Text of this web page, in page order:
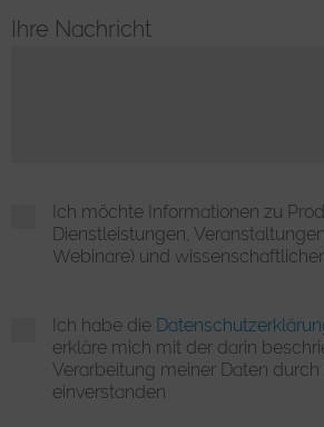
Ihre Nachricht
Ich möchte Informationen zu
Dienstleistungen,
Webinare) und
Ich habe die
erkläre mich mit der darin
Verarbeitung meiner Daten
einverstanden